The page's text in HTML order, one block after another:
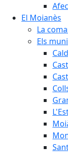
El Moianès
La
Els